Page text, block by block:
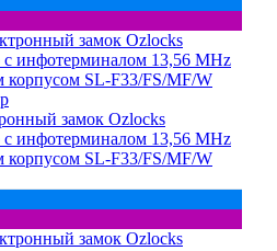
замок Ozlocks
инфотерминалом 13,56 MHz
корпусом SL-F33/FS/MF/W